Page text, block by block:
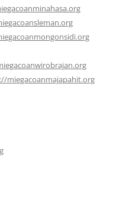
miegacoanmajapahit.org